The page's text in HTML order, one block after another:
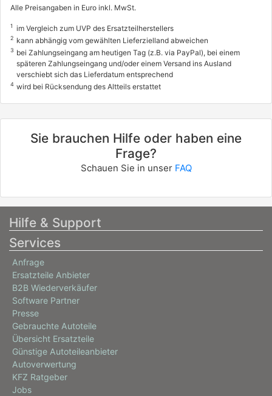
Alle Preisangaben in Euro inkl. MwSt.
1 im Vergleich zum UVP des Ersatzteilherstellers
2 kann abhängig vom gewählten Lieferzielland abweichen
3 bei Zahlungseingang am heutigen Tag (z.B. via PayPal), bei einem
späteren Zahlungseingang und/oder einem Versand ins Ausland
verschiebt sich das Lieferdatum entsprechend
4 wird bei Rücksendung des Altteils erstattet
Sie brauchen Hilfe oder haben eine
Frage?
Schauen Sie in unser FAQ
Hilfe & Support
Services
Anfrage
Ersatzteile Anbieter
B2B Wiederverkäufer
Software Partner
Presse
Gebrauchte Autoteile
Übersicht Ersatzteile
Günstige Autoteileanbieter
Autoverwertung
KFZ Ratgeber
Jobs